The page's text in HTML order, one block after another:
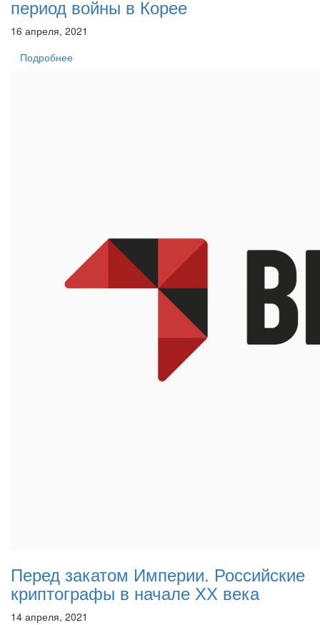
период войны в Корее
16 апреля, 2021
Подробнее
Перед закатом Империи. Российские
криптографы в начале ХХ века
14 апреля, 2021